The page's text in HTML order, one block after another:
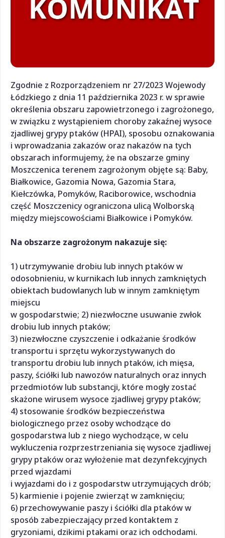
Zgodnie z Rozporządzeniem nr 27/2023 Wojewody
Łódzkiego z dnia 11 października 2023 r. w sprawie
określenia obszaru zapowietrzonego i zagrożonego,
w związku z wystąpieniem choroby zakaźnej wysoce
zjadliwej grypy ptaków (HPAI), sposobu oznakowania
i wprowadzania zakazów oraz nakazów na tych
obszarach informujemy, że na obszarze gminy
Moszczenica terenem zagrożonym objęte są: Baby,
Białkowice, Gazomia Nowa, Gazomia Stara,
Kiełczówka, Pomyków, Raciborowice, wschodnia
część Moszczenicy ograniczona ulicą Wolborską
między miejscowościami Białkowice i Pomyków.
Na obszarze zagrożonym nakazuje się:
1) utrzymywanie drobiu lub innych ptaków w
odosobnieniu, w kurnikach lub innych zamkniętych
obiektach budowlanych lub w innym zamkniętym
miejscu
w gospodarstwie; 2) niezwłoczne usuwanie zwłok
drobiu lub innych ptaków;
3) niezwłoczne czyszczenie i odkażanie środków
transportu i sprzętu wykorzystywanych do
transportu drobiu lub innych ptaków, ich mięsa,
paszy, ściółki lub nawozów naturalnych oraz innych
przedmiotów lub substancji, które mogły zostać
skażone wirusem wysoce zjadliwej grypy ptaków;
4) stosowanie środków bezpieczeństwa
biologicznego przez osoby wchodzące do
gospodarstwa lub z niego wychodzące, w celu
wykluczenia rozprzestrzeniania się wysoce zjadliwej
grypy ptaków oraz wyłożenie mat dezynfekcyjnych
przed wjazdami
i wyjazdami do i z gospodarstw utrzymujących drób;
5) karmienie i pojenie zwierząt w zamknięciu;
6) przechowywanie paszy i ściółki dla ptaków w
sposób zabezpieczający przed kontaktem z
gryzoniami, dzikimi ptakami oraz ich odchodami.